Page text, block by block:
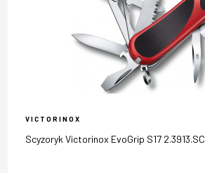
VICTORINOX
Scyzoryk Victorinox EvoGrip S17 2.3913.SC